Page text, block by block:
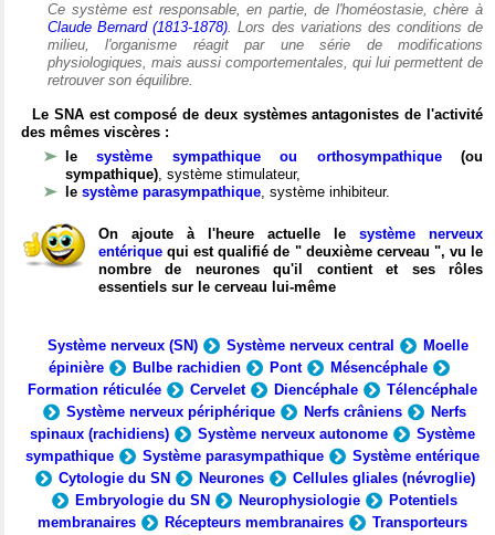
Ce système est responsable, en partie, de l'homéostasie, chère à
Claude Bernard (1813-1878). Lors des variations des conditions de
milieu, l'organisme réagit par une série de modifications
physiologiques, mais aussi comportementales, qui lui permettent de
retrouver son équilibre.
Le SNA est composé de deux systèmes antagonistes de l'activité
des mêmes viscères :
lesystème sympathique ou orthosympathique(ou
sympathique), système stimulateur,
le système parasympathique, système inhibiteur.
On ajoute à l'heure actuelle le système nerveux
entérique qui est qualifié de " deuxième cerveau ", vu le
nombre de neurones qu'il contient et ses rôles
essentiels sur le cerveau lui-même
Système nerveux (SN) Système nerveux central
Moelle
épinière
Bulbe rachidien Pont
Mésencéphale
Formation réticulée
Cervelet Diencéphale
Télencéphale
Système nerveux périphérique
Nerfs crâniens
Nerfs
spinaux (rachidiens)
Système nerveux autonome
Système
sympathique
Système parasympathique
Système entérique
Cytologie du SN
Neurones
Cellules gliales (névroglie)
Embryologie du SN
Neurophysiologie
Potentiels
membranaires
Récepteurs membranaires
Transporteurs